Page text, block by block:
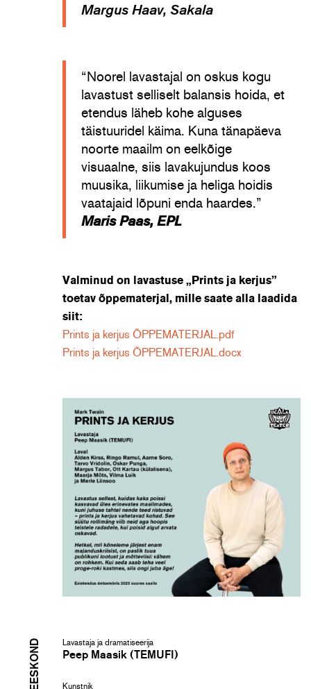
Margus Haav, Sakala
“Noorel lavastajal on oskus kogu
lavastust selliselt balansis hoida, et
etendus läheb kohe alguses
täistuuridel käima. Kuna tänapäeva
noorte maailm on eelkõige
visuaalne, siis lavakujundus koos
muusika, liikumise ja heliga hoidis
vaatajaid lõpuni enda haardes.”
Maris Paas, EPL
Valminud on lavastuse „Prints ja kerjus”
toetav õppematerjal, mille saate alla laadida
siit:
Prints ja kerjus ÕPPEMATERJAL.pdf
Prints ja kerjus ÕPPEMATERJAL.docx
Lavastaja ja dramatiseerija
Peep Maasik (TEMUFI)
Kunstnik